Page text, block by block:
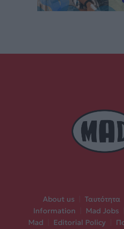
About us Ταυτότητα
Information
Mad Jobs
Mad
Editorial Policy